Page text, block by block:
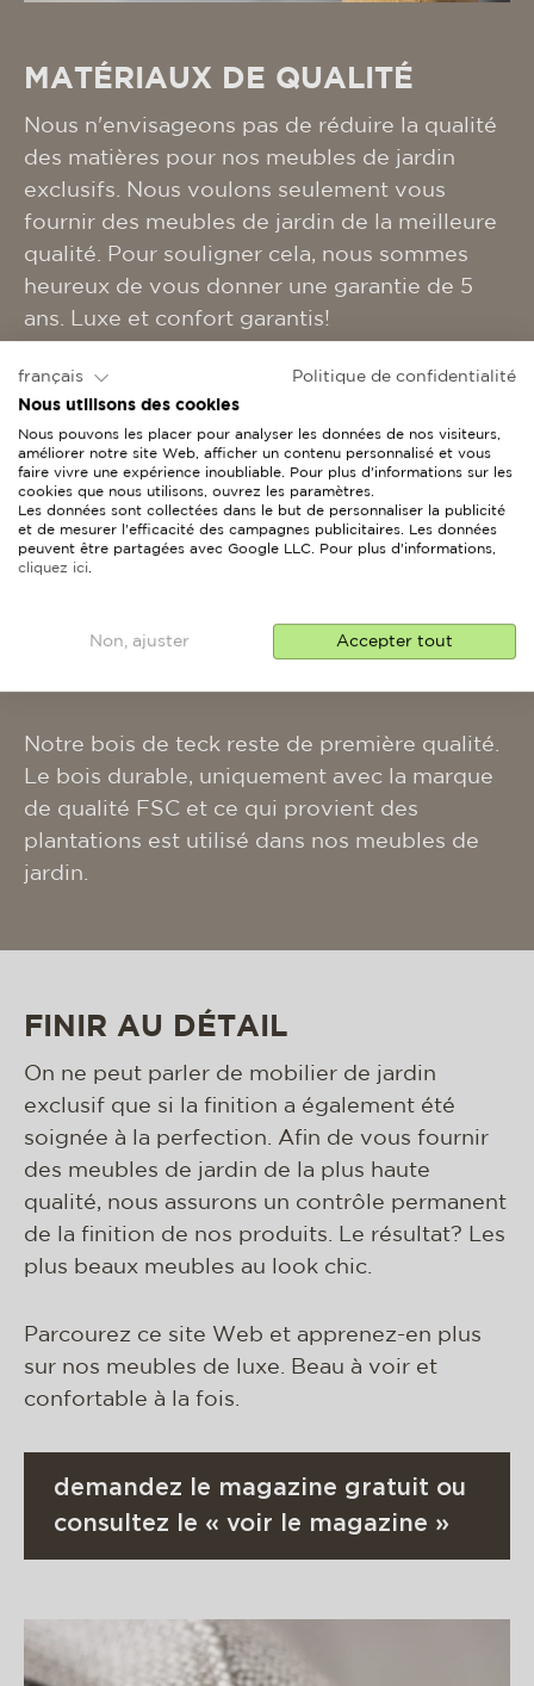
MATÉRIAUX DE QUALITÉ
Nous n'envisageons pas de réduire la qualité
des matières pour nos meubles de jardin
exclusifs. Nous voulons seulement vous
fournir des meubles de jardin de la meilleure
qualité. Pour souligner cela, nous sommes
heureux de vous donner une garantie de 5
ans. Luxe et confort garantis!
En plus de l'acier inoxydable et de
nombreuses années comme base pour nos
modèles, notre fil de tressage Hularo est
d'une qualité telle que nous le garantissons 10
ans. Nous développons également depuis
plusieurs années des meubles de jardin avec
polyvalente qui nous permet de développer
Notre bois de teck reste de première qualité.
Le bois durable, uniquement avec la marque
de qualité FSC et ce qui provient des
plantations est utilisé dans nos meubles de
jardin.
FINIR AU DÉTAIL
On ne peut parler de mobilier de jardin
exclusif que si la finition a également été
soignée à la perfection. Afin de vous fournir
des meubles de jardin de la plus haute
qualité, nous assurons un contrôle permanent
de la finition de nos produits. Le résultat? Les
plus beaux meubles au look chic.
Parcourez ce site Web et apprenez-en plus
sur nos meubles de luxe. Beau à voir et
confortable à la fois.
demandez le magazine gratuit ou
consultez le « voir le magazine »
français
Politique de confidentialité
Nous utilisons des cookies
Nous pouvons les placer pour analyser les données de nos visiteurs,
améliorer notre site Web, afficher un contenu personnalisé et vous
faire vivre une expérience inoubliable. Pour plus d'informations sur les
cookies que nous utilisons, ouvrez les paramètres.
Les données sont collectées dans le but de personnaliser la publicité
et de mesurer l'efficacité des campagnes publicitaires. Les données
peuvent être partagées avec Google LLC. Pour plus d'informations,
cliquez ici
Non, ajuster Accepter tout